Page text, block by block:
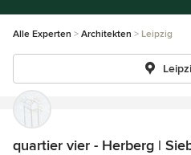
Alle Experten Architekten Leipzig
quartier vier - Herberg |